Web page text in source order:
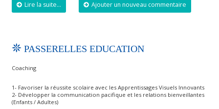
Lire la suite... Ajouter un nouveau commentaire
PASSERELLES EDUCATION
Coaching
1- Favoriser la réussite scolaire avec les Apprentissages Visuels Innovants
2- Développer la communication pacifique et les relations bienveillantes
(Enfants / Adultes)